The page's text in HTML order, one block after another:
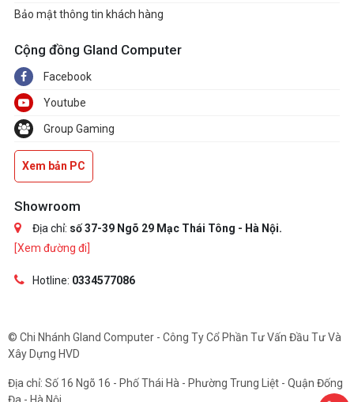
Bảo mật thông tin khách hàng
Cộng đồng Gland Computer
Facebook
Youtube
Group Gaming
Xem bản PC
Showroom
Địa chỉ: số 37-39 Ngõ 29 Mạc Thái Tông - Hà Nội.
[Xem đường đi]
Hotline: 0334577086
© Chi Nhánh Gland Computer - Công Ty Cổ Phần Tư Vấn Đầu Tư Và
Xây Dựng HVD
Địa chỉ: Số 16 Ngõ 16 - Phố Thái Hà - Phường Trung Liệt - Quận Đống